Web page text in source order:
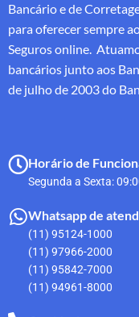
Bancário e de
para oferecer sempre
Seguros online.
bancários junto aos
de julho de 2003 do
Horário de
Segunda a Sexta:
Whatsapp de
(11) 95124-1000
(11) 97966-2000
(11) 95842-7000
(11) 94961-8000